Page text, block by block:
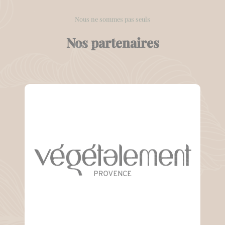
Nous ne sommes pas seuls
Nos partenaires